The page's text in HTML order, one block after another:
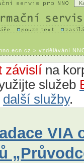
> vzdělávání
závislí na
služeb
další služby.
VIA